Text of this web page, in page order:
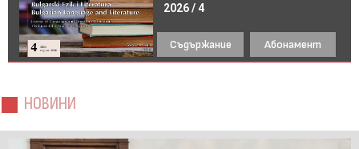
2026 / 4
Съдържание Абонамент
НОВИНИ